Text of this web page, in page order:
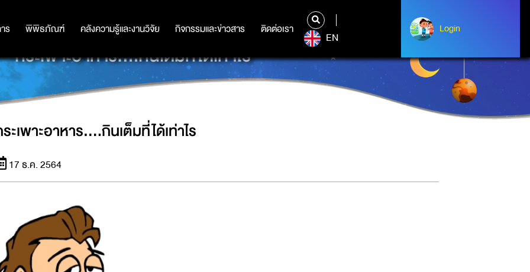
ร พิพิธภัณฑ์ คลังความรู้และงานวิจัย กิจกรรมและข่าวสาร ติดต่อเรา
ร พิพิธภัณฑ์ คลังความรู้และงานวิจัย กิจกรรมและข่าวสาร ติดต่อเรา
EN
Login
Login
กระเพาะอาหาร....กินเต็มที่ได้เท่าไร
ะเพาะอาหาร....กินเต็มที่ได้เท่าไร
17 ธ.ค. 2564